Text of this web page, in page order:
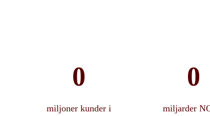
miljoner kunder i
miljarder